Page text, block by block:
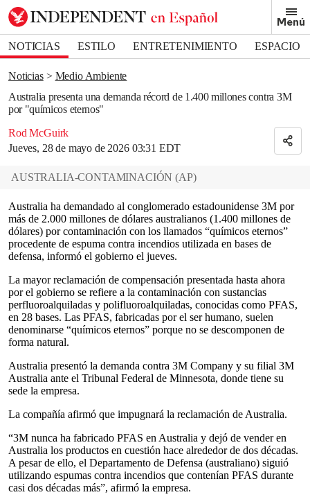
Menú
NOTICIAS ESTILO ENTRETENIMIENTO
ESPACIO
DEPORTES
Noticias
Medio Ambiente
Australia presenta una demanda récord de 1.400 millones contra 3M
por "químicos eternos"
Rod McGuirk
Jueves, 28 de mayo de 2026 03:31 EDT
Bookmark popover
Removed from bookmarks
Close popover
AUSTRALIA-CONTAMINACIÓN (AP)
Australia ha demandado al conglomerado estadounidense 3M por
más de 2.000 millones de dólares australianos (1.400 millones de
dólares) por contaminación con los llamados “químicos eternos”
procedente de espuma contra incendios utilizada en bases de
defensa, informó el gobierno el jueves.
La mayor reclamación de compensación presentada hasta ahora
por el gobierno se refiere a la contaminación con sustancias
perfluoroalquiladas y polifluoroalquiladas, conocidas como PFAS,
en 28 bases. Las PFAS, fabricadas por el ser humano, suelen
denominarse “químicos eternos” porque no se descomponen de
forma natural.
Australia presentó la demanda contra 3M Company y su filial 3M
Australia ante el Tribunal Federal de Minnesota, donde tiene su
sede la empresa.
La compañía afirmó que impugnará la reclamación de Australia.
“3M nunca ha fabricado PFAS en Australia y dejó de vender en
Australia los productos en cuestión hace alrededor de dos décadas.
A pesar de ello, el Departamento de Defensa (australiano) siguió
utilizando espumas contra incendios que contenían PFAS durante
casi dos décadas más”, afirmó la empresa.